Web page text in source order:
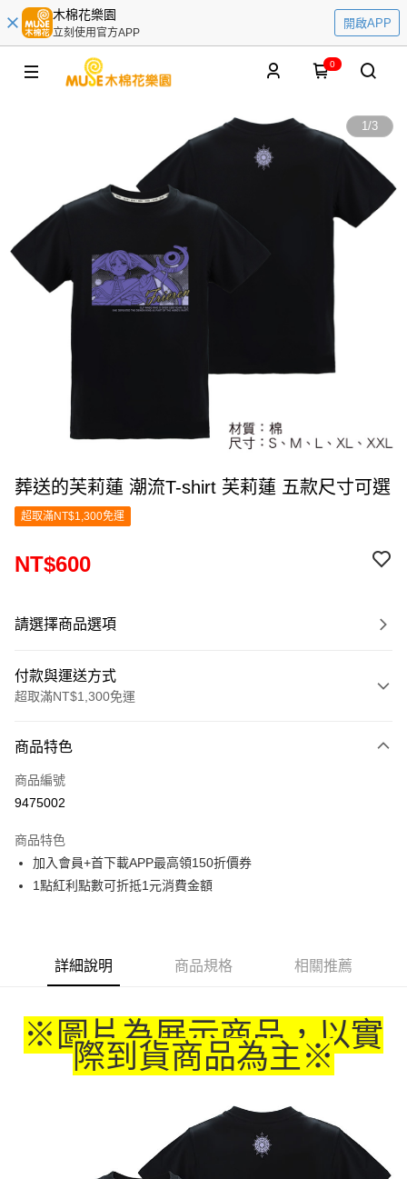
木棉花樂園
立刻使用官方APP
開啟APP
0
1/3
葬送的芙莉蓮 潮流T-shirt 芙莉蓮 五款尺寸可選
超取滿NT$1,300免運
NT$600
請選擇商品選項
付款與運送方式
超取滿NT$1,300免運
信用卡一次付款
超商取貨付款
Apple Pay
悠遊付
ATM付款
全家取貨付款
每筆NT$65，滿NT$1,300(含以上)免運費
每筆NT$65，滿NT$1,300(含以上)免運費
(不開放使用，請勿選取）
商品特色
商品編號
9475002
商品特色
加入會員+首下載APP最高領150折價券
1點紅利點數可折抵1元消費金額
詳細說明 商品規格 相關推薦
※圖片為展示商品，以實
際到貨商品為主※